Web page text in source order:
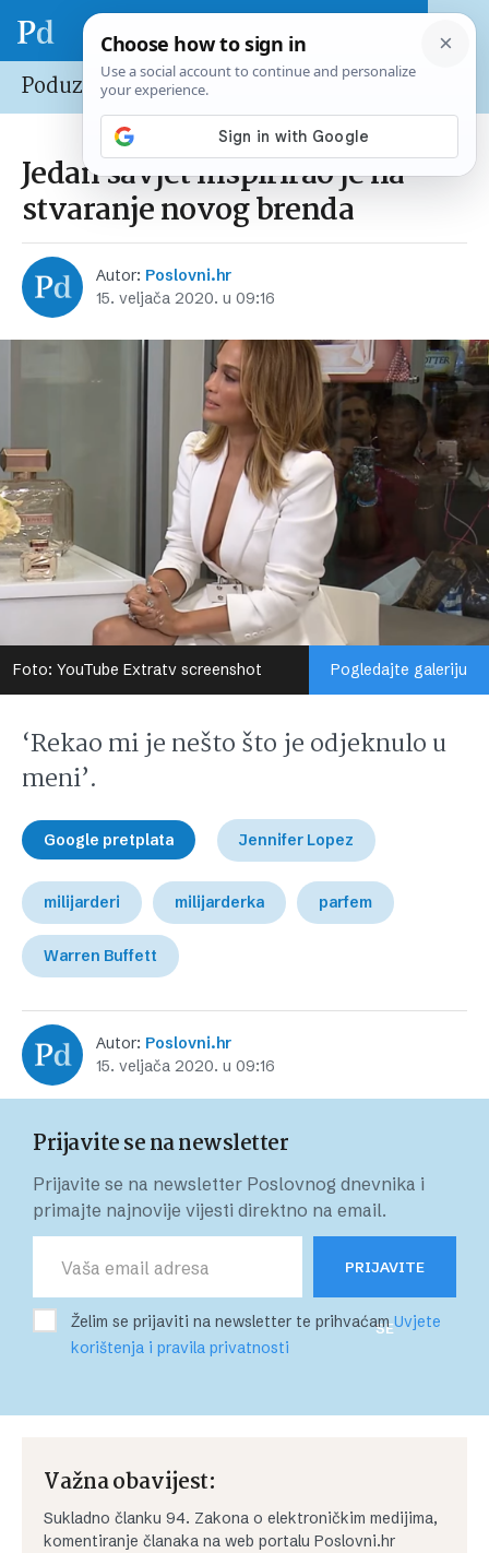
Poduzetnik
Jedan savjet inspirirao je na
stvaranje novog brenda
Autor: Poslovni.hr
15. veljača 2020. u 09:16
Foto: YouTube Extratv screenshot Pogledajte galeriju
‘Rekao mi je nešto što je odjeknulo u
meni’.
Google pretplata Jennifer Lopez
milijarderi milijarderka parfem
Warren Buffett
Autor: Poslovni.hr
15. veljača 2020. u 09:16
Prijavite se na newsletter
Prijavite se na newsletter Poslovnog dnevnika i
primajte najnovije vijesti direktno na email.
PRIJAVITE
SE
Želim se prijaviti na newsletter te prihvaćamUvjete
korištenja i pravila privatnosti
Važna obavijest:
Sukladno članku 94. Zakona o elektroničkim medijima,
komentiranje članaka na web portalu Poslovni.hr